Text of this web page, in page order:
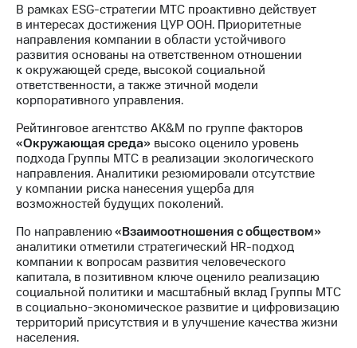
Контакты
Новости
в
регионе
и акционерам
Корпоративное
управление
Корпоративный
секретарь
Раскрытие
информации
Информация
акционерам
Документы
ПАО
"МТС"
Собрания
акционеров
В рамках ESG-стратегии МТС проактивно действует
в интересах достижения ЦУР ООН. Приоритетные
направления компании в области устойчивого
развития основаны на ответственном отношении
к окружающей среде, высокой социальной
ответственности, а также этичной модели
корпоративного управления.
Рейтинговое агентство AK&M по группе факторов
«Окружающая среда» высоко оценило уровень
подхода Группы МТС в реализации экологического
направления. Аналитики резюмировали отсутствие
у компании риска нанесения ущерба для
возможностей будущих поколений.
По направлению«Взаимоотношения с обществом»
аналитики отметили стратегический HR-подход
компании к вопросам развития человеческого
капитала, в позитивном ключе оценило реализацию
социальной политики и масштабный вклад Группы МТС
в социально-экономическое развитие и цифровизацию
территорий присутствия и в улучшение качества жизни
населения.